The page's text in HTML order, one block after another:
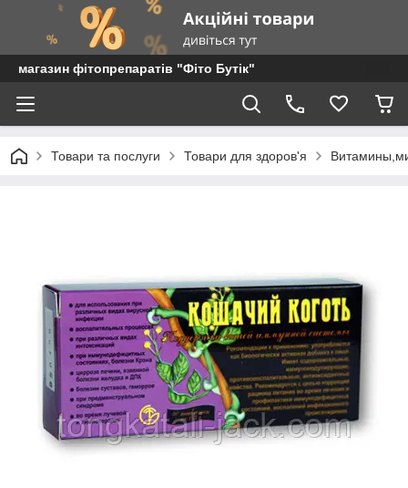
магазин фітопрепаратів "Фіто Бутік"
Товари та послуги Товари для здоров'я